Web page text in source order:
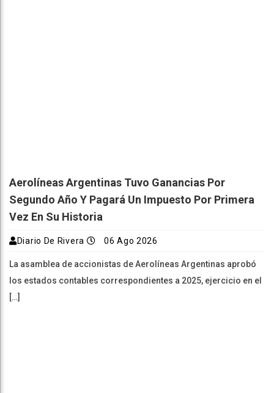
Aerolíneas Argentinas Tuvo Ganancias Por
Segundo Año Y Pagará Un Impuesto Por Primera
Vez En Su Historia
Diario De Rivera 06 Ago 2026
La asamblea de accionistas de Aerolíneas Argentinas aprobó
los estados contables correspondientes a 2025, ejercicio en el
[…]